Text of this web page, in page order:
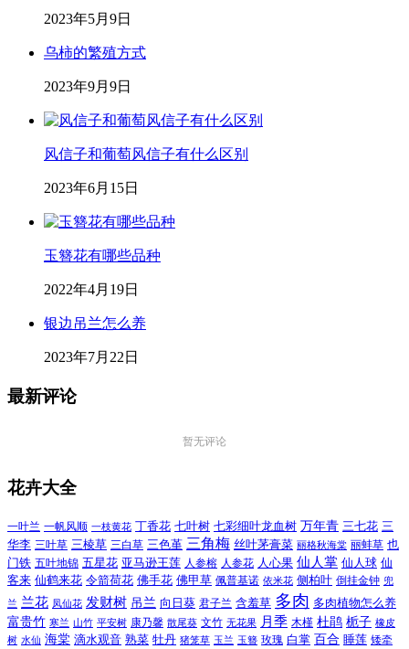
2023年5月9日
乌柿的繁殖方式
2023年9月9日
风信子和葡萄风信子有什么区别
2023年6月15日
玉簪花有哪些品种
2022年4月19日
银边吊兰怎么养
2023年7月22日
最新评论
暂无评论
花卉大全
一叶兰 一帆风顺 一枝黄花 丁香花 七叶树 七彩细叶龙血树 万年青 三七花 三
华李 三叶草 三棱草 三白草 三色堇 三角梅 丝叶茅膏菜 丽格秋海棠 丽蚌草 也
门铁 五叶地锦 五星花 亚马逊王莲 人参榕 人参花 人心果 仙人掌 仙人球 仙
客来 仙鹤来花 令箭荷花 佛手花 佛甲草 佩普基诺 依米花 侧柏叶 倒挂金钟 兜
兰 兰花 凤仙花 发财树 吊兰 向日葵 君子兰 含羞草 多肉 多肉植物怎么养
富贵竹 寒兰 山竹 平安树 康乃馨 散尾葵 文竹 无花果 月季 木槿 杜鹃 栀子 橡皮
树 水仙 海棠 滴水观音 熟菜 牡丹 猪笼草 玉兰 玉簪 玫瑰 白掌 百合 睡莲 矮牵